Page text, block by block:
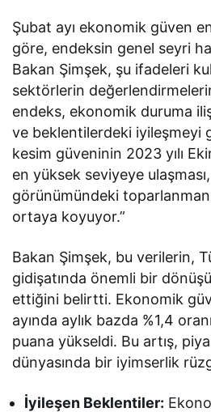
Şubat ayı ekonomik güven
göre, endeksin genel seyri
Bakan Şimşek, şu ifadeleri
sektörlerin
endeks, ekonomik duruma
ve beklentilerdeki iyileşmeyi
kesim güveninin 2023 yılı
en yüksek seviyeye
görünümündeki
ortaya koyuyor.”
Bakan Şimşek, bu verilerin,
gidişatında önemli bir
ettiğini belirtti. Ekonomik
ayında aylık bazda %1,4
puana yükseldi. Bu artış,
dünyasında bir iyimserlik
İyileşen Beklentiler: